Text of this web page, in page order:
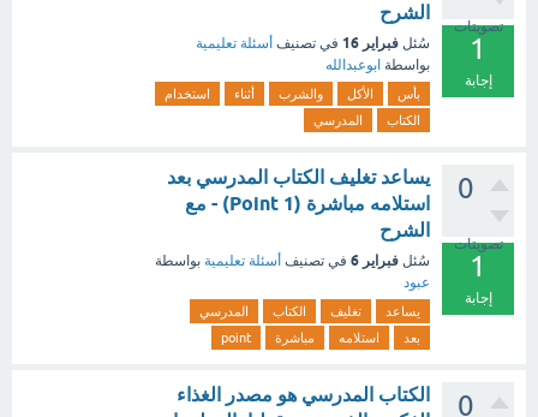
تصويتات
1
إجابة
الشرح
سُئل فبراير 16 في تصنيف أسئلة تعليمية
بواسطة ابوعبدالله
بأس الأكل والشرب أثناء
استخدام
الكتاب
المدرسي
0
تصويتات
1
إجابة
يساعد تغليف الكتاب المدرسي بعد
استلامه مباشرة (1 Point) - مع
الشرح
سُئل فبراير 6 في تصنيف أسئلة تعليمية بواسطة
عبود
يساعد تغليف الكتاب
المدرسي
بعد
استلامه مباشرة point
0
الكتاب المدرسي هو مصدر الغذاء